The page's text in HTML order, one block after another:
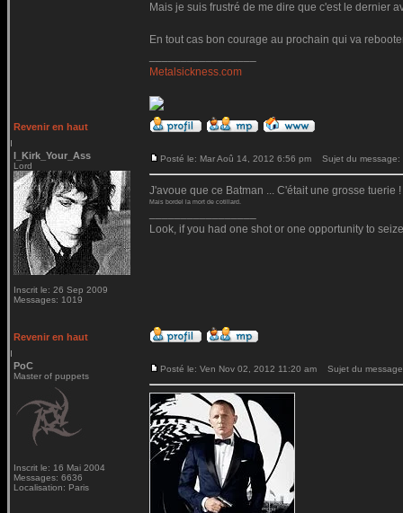
Mais je suis frustré de me dire que c'est le dernier
En tout cas bon courage au prochain qui va
Metalsickness.com
Revenir en haut
I_Kirk_Your_Ass
Lord
Inscrit le: 26 Sep 2009
Messages: 1019
Posté le: Mar Aoû 14, 2012 6:56 pm Sujet du message:
J'avoue que ce Batman ... C'était une grosse tuerie !
Mais bordel la mort de cotillard.
Look, if you had one shot or one opportunity to
Revenir en haut
PoC
Master of puppets
Inscrit le: 16 Mai 2004
Messages: 6636
Localisation: Paris
Posté le: Ven Nov 02, 2012 11:20 am Sujet du